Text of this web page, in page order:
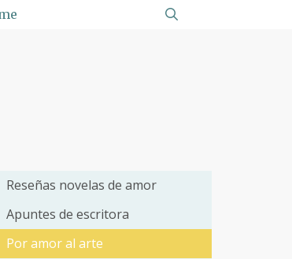
Reseñas novelas de amor
Apuntes de escritora
Por amor al arte